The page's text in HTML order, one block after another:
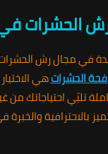
الحشرات
في مجال رش الحشرات
الحشراتهي
تلبّي احتياجاتك من
بالاحترافية